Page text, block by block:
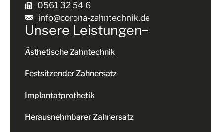
0561 32 54 6
info@corona-zahntechnik.de
Unsere Leistungen
Ästhetische Zahntechnik
Festsitzender Zahnersatz
Implantatprothetik
Herausnehmbarer Zahnersatz